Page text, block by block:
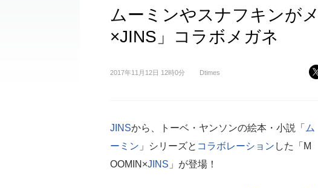
ムーミンやスナフキンが
×JINS」コラボメガネ
2017年11月12日 12時0分 Dtimes
JINSから、トーベ・ヤンソンの絵本・小説「 ム
ーミン 」シリーズと コラボレーション した「M
OOMIN×JINS 」が登場！